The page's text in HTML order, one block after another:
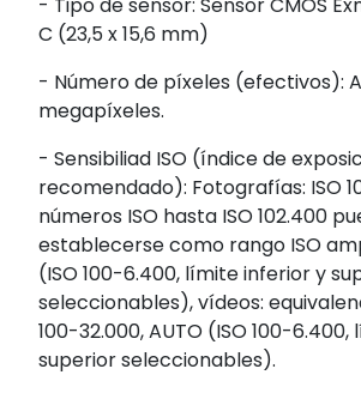
C (23,5 x 15,6 mm)
- Número de píxeles (efectivos):
megapíxeles.
- Sensibiliad ISO (índice de
recomendado): Fotografías: ISO
números ISO hasta ISO 102.400
establecerse como rango ISO
(ISO 100-6.400, límite inferior y
seleccionables), vídeos:
100-32.000, AUTO (ISO 100-
superior seleccionables).